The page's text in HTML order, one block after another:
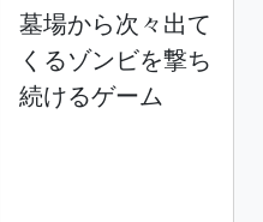
墓場から次々出て
くるゾンビを撃ち
続けるゲーム